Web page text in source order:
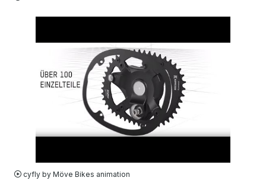
cyfly by Möve Bikes animation